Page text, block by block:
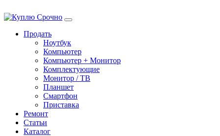
Продать
Ноутбук
Компьютер
Компьютер + Монитор
Комплектующие
Монитор / ТВ
Планшет
Смартфон
Приставка
Ремонт
Статьи
Каталог